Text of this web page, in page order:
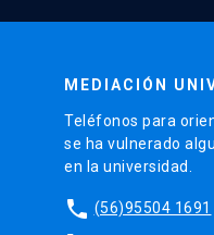
MEDIACIÓN
Teléfonos para
se ha vulnerado
en la universidad.
phone (56)95504 1691